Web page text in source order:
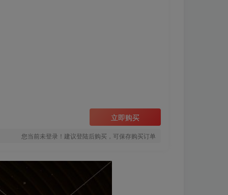
立即购买
您当前未登录！建议登陆后购买，可保存购买订单